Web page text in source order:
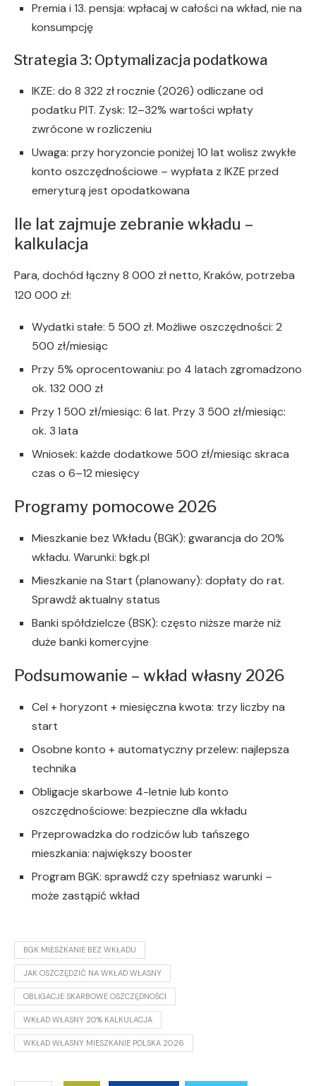
Premia i 13. pensja: wpłacaj w całości na wkład, nie na
konsumpcję
Strategia 3: Optymalizacja podatkowa
IKZE: do 8 322 zł rocznie (2026) odliczane od
podatku PIT. Zysk: 12–32% wartości wpłaty
zwrócone w rozliczeniu
Uwaga: przy horyzoncie poniżej 10 lat wolisz zwykłe
konto oszczędnościowe – wypłata z IKZE przed
emeryturą jest opodatkowana
Ile lat zajmuje zebranie wkładu –
kalkulacja
Para, dochód łączny 8 000 zł netto, Kraków, potrzeba
120 000 zł:
Wydatki stałe: 5 500 zł. Możliwe oszczędności: 2
500 zł/miesiąc
Przy 5% oprocentowaniu: po 4 latach zgromadzono
ok. 132 000 zł
Przy 1 500 zł/miesiąc: 6 lat. Przy 3 500 zł/miesiąc:
ok. 3 lata
Wniosek: każde dodatkowe 500 zł/miesiąc skraca
czas o 6–12 miesięcy
Programy pomocowe 2026
Mieszkanie bez Wkładu (BGK): gwarancja do 20%
wkładu. Warunki: bgk.pl
Mieszkanie na Start (planowany): dopłaty do rat.
Sprawdź aktualny status
Banki spółdzielcze (BSK): często niższe marże niż
duże banki komercyjne
Podsumowanie – wkład własny 2026
Cel + horyzont + miesięczna kwota: trzy liczby na
start
Osobne konto + automatyczny przelew: najlepsza
technika
Obligacje skarbowe 4-letnie lub konto
oszczędnościowe: bezpieczne dla wkładu
Przeprowadzka do rodziców lub tańszego
mieszkania: największy booster
Program BGK: sprawdź czy spełniasz warunki –
może zastąpić wkład
BGK MIESZKANIE BEZ WKŁADU
JAK OSZCZĘDZIĆ NA WKŁAD WŁASNY
OBLIGACJE SKARBOWE OSZCZĘDNOŚCI
WKŁAD WŁASNY 20% KALKULACJA
WKŁAD WŁASNY MIESZKANIE POLSKA 2026